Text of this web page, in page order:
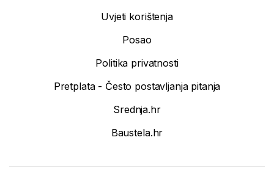
Uvjeti korištenja
Posao
Politika privatnosti
Pretplata - Često postavljanja pitanja
Srednja.hr
Baustela.hr